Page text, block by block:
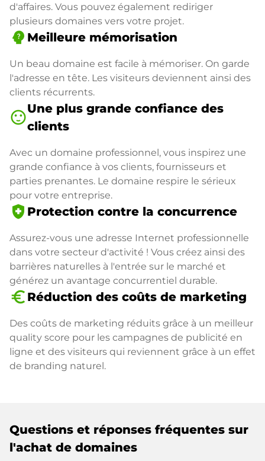
d'affaires. Vous pouvez également rediriger
plusieurs domaines vers votre projet.
psychology_alt Meilleure mémorisation
Un beau domaine est facile à mémoriser. On garde
l'adresse en tête. Les visiteurs deviennent ainsi des
clients récurrents.
sentiment_satisfiedUne plus grande confiance des
clients
Avec un domaine professionnel, vous inspirez une
grande confiance à vos clients, fournisseurs et
parties prenantes. Le domaine respire le sérieux
pour votre entreprise.
health_and_safety Protection contre la concurrence
Assurez-vous une adresse Internet professionnelle
dans votre secteur d'activité ! Vous créez ainsi des
barrières naturelles à l'entrée sur le marché et
générez un avantage concurrentiel durable.
euro_symbol Réduction des coûts de marketing
Des coûts de marketing réduits grâce à un meilleur
quality score pour les campagnes de publicité en
ligne et des visiteurs qui reviennent grâce à un effet
de branding naturel.
Questions et réponses fréquentes sur
l'achat de domaines